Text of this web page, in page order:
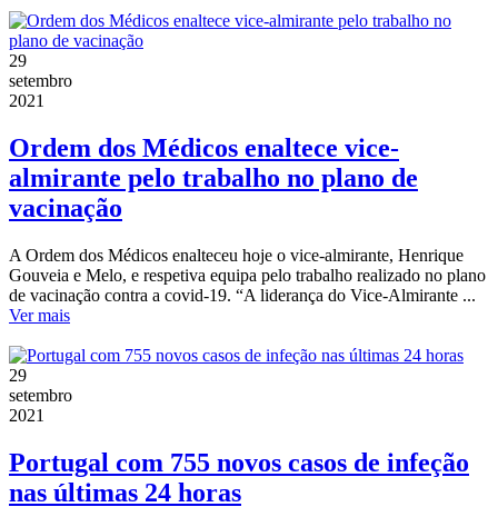
29
setembro
2021
Ordem dos Médicos enaltece vice-
almirante pelo trabalho no plano de
vacinação
A Ordem dos Médicos enalteceu hoje o vice-almirante, Henrique
Gouveia e Melo, e respetiva equipa pelo trabalho realizado no plano
de vacinação contra a covid-19. ​​​​​​“A liderança do Vice-Almirante ...
Ver mais
29
setembro
2021
Portugal com 755 novos casos de infeção
nas últimas 24 horas